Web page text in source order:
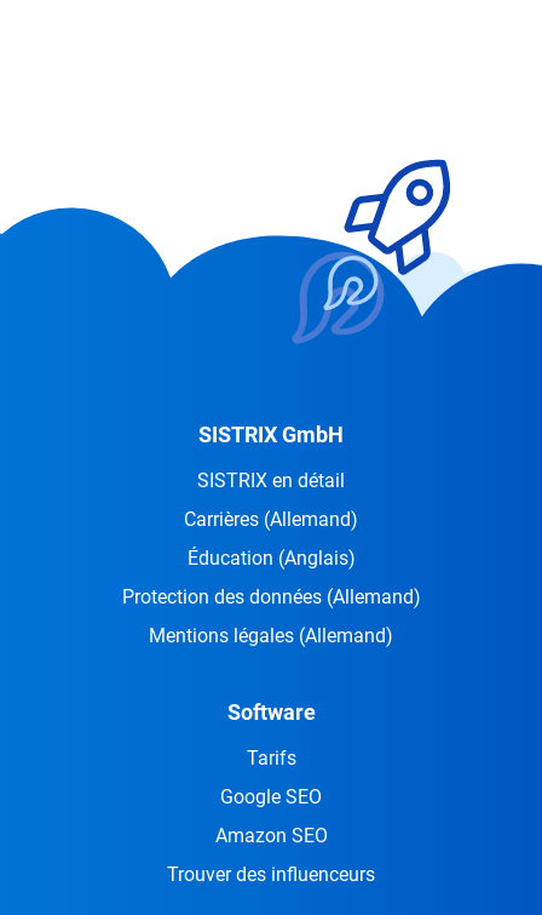
SISTRIX GmbH
SISTRIX en détail
Carrières (Allemand)
Éducation (Anglais)
Protection des données (Allemand)
Mentions légales (Allemand)
Software
Tarifs
Google SEO
Amazon SEO
Trouver des influenceurs